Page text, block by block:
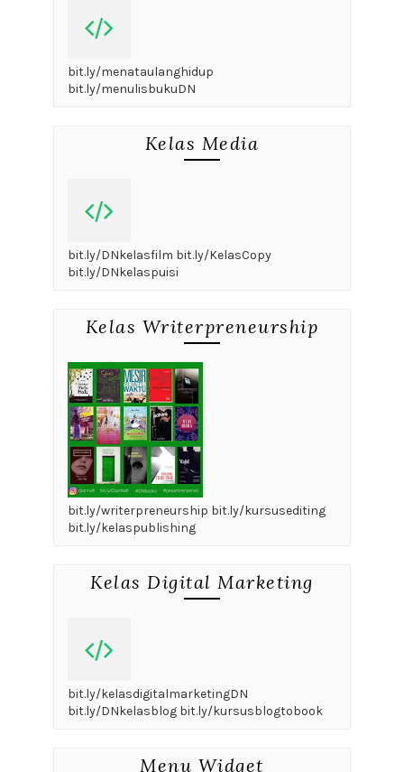
bit.ly/menataulanghidup
bit.ly/menulisbukuDN
Kelas Media
bit.ly/DNkelasfilm bit.ly/KelasCopy
bit.ly/DNkelaspuisi
Kelas Writerpreneurship
bit.ly/writerpreneurship bit.ly/kursusediting
bit.ly/kelaspublishing
Kelas Digital Marketing
bit.ly/kelasdigitalmarketingDN
bit.ly/DNkelasblog bit.ly/kursusblogtobook
Menu Widget